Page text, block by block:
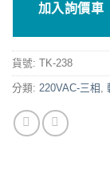
加入詢價車
貨號: TK-238
分類: 220VAC-三相